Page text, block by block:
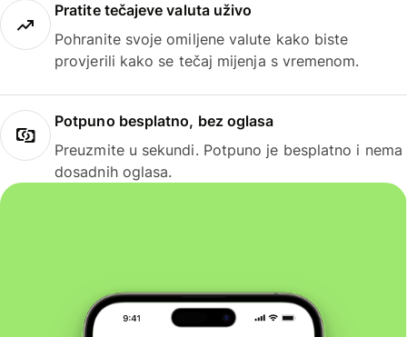
Pratite tečajeve valuta uživo
Pohranite svoje omiljene valute kako biste
provjerili kako se tečaj mijenja s vremenom.
Potpuno besplatno, bez oglasa
Preuzmite u sekundi. Potpuno je besplatno i nema
dosadnih oglasa.